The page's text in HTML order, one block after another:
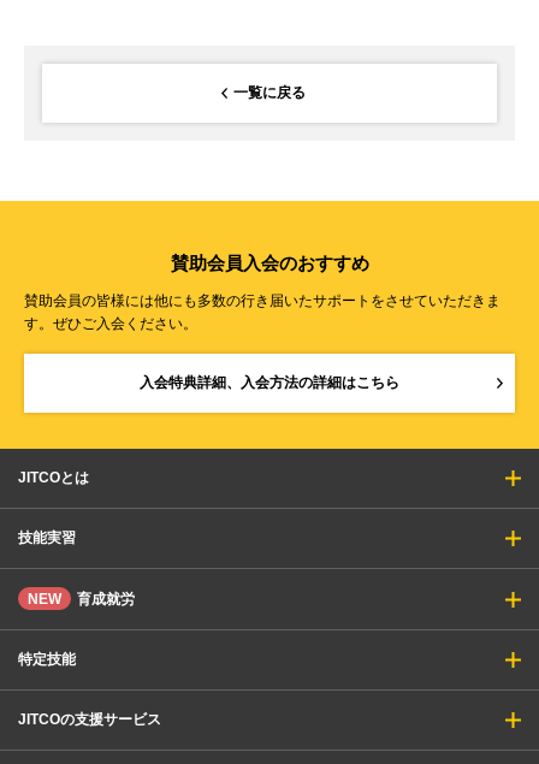
一覧に戻る
賛助会員入会のおすすめ
賛助会員の皆様には他にも多数の行き届いたサポートをさせていただきま
す。ぜひご入会ください。
入会特典詳細、入会方法の詳細はこちら
JITCOとは
技能実習
NEW 育成就労
特定技能
JITCOの支援サービス